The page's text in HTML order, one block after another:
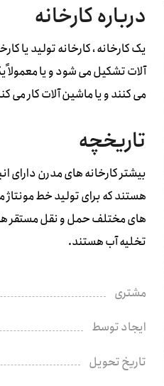
درباره کارخانه
یک کارخانه ، کارخانه تولید یا
آلات تشکیل می شود و یا معمولاً
می کنند و یا ماشین آلات کار
تاریخچه
بیشتر کارخانه های مدرن دارای
هستند که برای تولید خط مونتاژ
های مختلف حمل و نقل مستقر
تخلیه آب هستند.
مشتری
ایجاد توسط
تاریخ تحویل